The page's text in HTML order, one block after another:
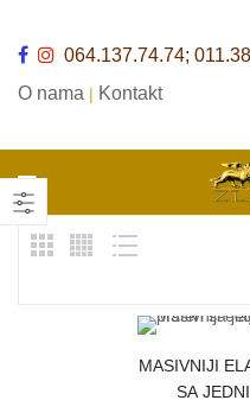
064.137.74.74;
O nama | Kontakt
MASIVNIJI
SA